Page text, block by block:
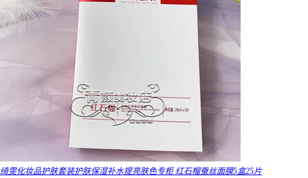
绮雯化妆品护肤套装护肤保湿补水提亮肤色专柜 红石榴蚕丝面膜5盒25片